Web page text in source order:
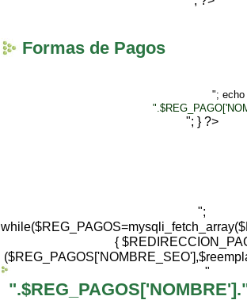
Formas de Pagos
"; echo
"; } ?>
";
{
"